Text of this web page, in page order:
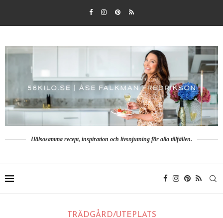
Hälsosamma recept, inspiration och livsnjutning för alla tillfällen.
TRÄDGÅRD/UTEPLATS